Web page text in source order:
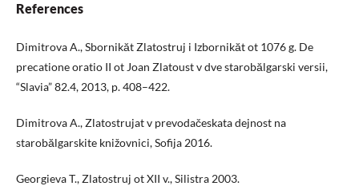
References
Dimitrova A., Sbornikăt Zlatostruj i Izbornikăt ot 1076 g. De
precatione oratio II ot Joan Zlatoust v dve starobălgarski versii,
“Slavia” 82.4, 2013, p. 408–422.
Dimitrova A., Zlatostrujat v prevodačeskata dejnost na
starobălgarskite knižovnici, Sofija 2016.
Georgieva T., Zlatostruj ot XII v., Silistra 2003.